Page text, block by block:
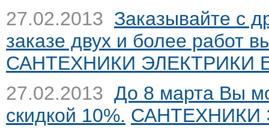
27.02.2013 Заказывайте с
заказе двух и более работ
САНТЕХНИКИ ЭЛЕКТРИКИ
27.02.2013 До 8 марта Вы
скидкой 10%. САНТЕХНИКИ